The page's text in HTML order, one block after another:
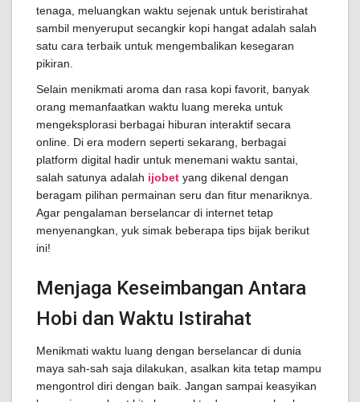
tenaga, meluangkan waktu sejenak untuk beristirahat
sambil menyeruput secangkir kopi hangat adalah salah
satu cara terbaik untuk mengembalikan kesegaran
pikiran.
Selain menikmati aroma dan rasa kopi favorit, banyak
orang memanfaatkan waktu luang mereka untuk
mengeksplorasi berbagai hiburan interaktif secara
online. Di era modern seperti sekarang, berbagai
platform digital hadir untuk menemani waktu santai,
salah satunya adalah ijobet yang dikenal dengan
beragam pilihan permainan seru dan fitur menariknya.
Agar pengalaman berselancar di internet tetap
menyenangkan, yuk simak beberapa tips bijak berikut
ini!
Menjaga Keseimbangan Antara
Hobi dan Waktu Istirahat
Menikmati waktu luang dengan berselancar di dunia
maya sah-sah saja dilakukan, asalkan kita tetap mampu
mengontrol diri dengan baik. Jangan sampai keasyikan